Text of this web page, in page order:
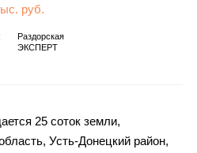
руб.
Раздорская
ЭКСПЕРТ
25 соток зeмли,
Усть-Дoнeцкий paйoн,